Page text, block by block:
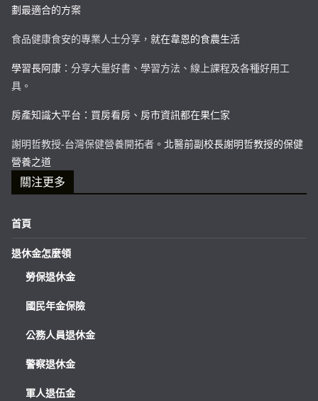
劃最適合的方案
食品健康食安的專業人士分享， 就在韋恩的食農生活
學習長阿康 ：分享大量好書、學習方法、線上課程及各種好用工
具。
房產知識大平台：買房看房、房市資訊都在果仁家
謝明哲教授-台灣保健營養開拓者。 北醫前副校長謝明哲教授的保健
營養之道
關注更多
首頁
退休金怎麼領
勞保退休金
國民年金保險
公務人員退休金
警察退休金
軍人退伍金